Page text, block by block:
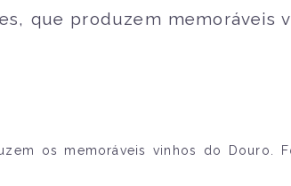
que produzem memoráveis
os memoráveis vinhos do Douro.